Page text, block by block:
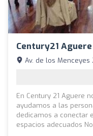
Century21
Av. de los
En Century 21 Aguere
ayudamos a las
dedicamos a conectar
espacios adecuados